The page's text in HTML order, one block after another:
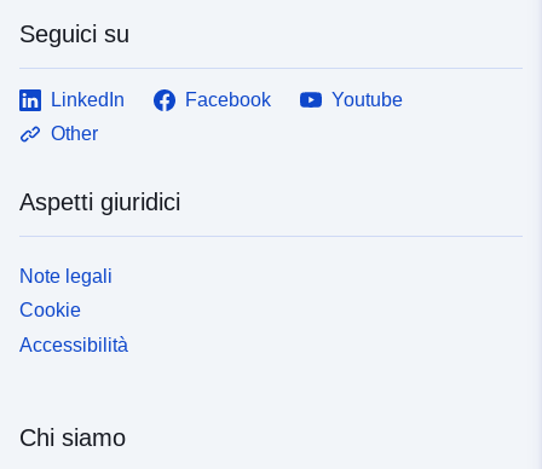
Seguici su
LinkedIn Facebook
Youtube
Other
Aspetti giuridici
Note legali
Cookie
Accessibilità
Chi siamo